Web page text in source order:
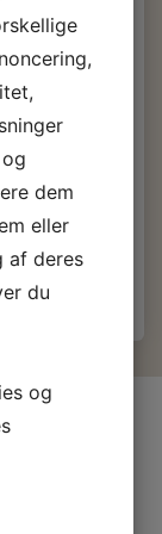
dem
eller
af deres
du
og